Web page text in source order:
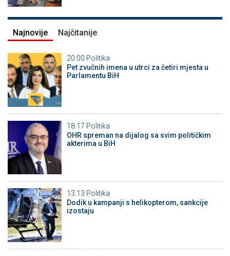
Najnovije Najčitanije
20:00 Politika
Pet zvučnih imena u utrci za četiri mjesta u
Parlamentu BiH
18:17 Politika
OHR spreman na dijalog sa svim političkim
akterima u BiH
13:13 Politika
Dodik u kampanji s helikopterom, sankcije
izostaju